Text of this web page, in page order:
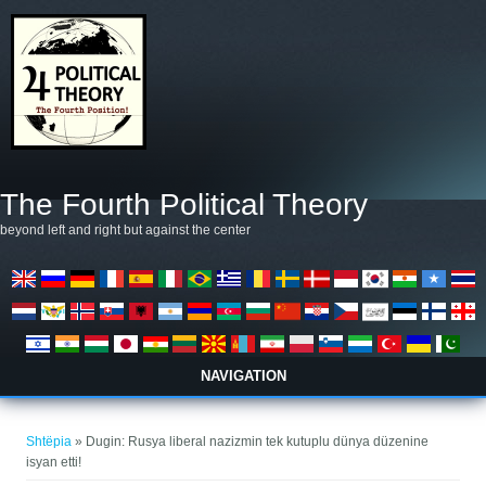
The Fourth Political Theory
beyond left and right but against the center
NAVIGATION
Shtëpia » Dugin: Rusya liberal nazizmin tek kutuplu dünya düzenine
isyan etti!